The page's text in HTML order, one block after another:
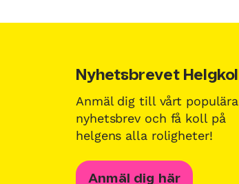
Nyhetsbrevet Helgkoll
Anmäl dig till vårt populära
nyhetsbrev och få koll på
helgens alla roligheter!
Anmäl dig här